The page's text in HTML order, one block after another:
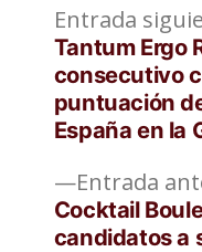
de
entradas
Entrada
Cocktail
candidatos a
Entrada
Tantum Ergo
consecutivo
puntuación
España en la